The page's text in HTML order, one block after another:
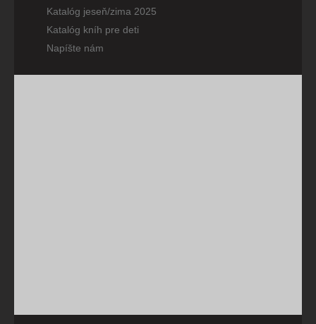
Katalóg jeseň/zima 2025
Katalóg kníh pre deti
Napíšte nám